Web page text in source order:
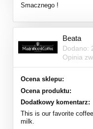
Smacznego !
Beata
Dodano:
Opinia
Ocena sklepu:
Ocena produktu:
Dodatkowy komentarz:
This is our favorite
milk.